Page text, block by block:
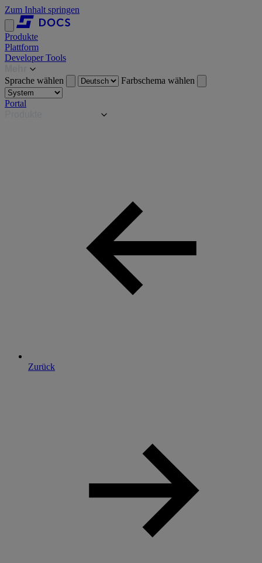
Zum Inhalt springen
Produkte
Plattform
Developer Tools
Sprache wählen
Farbschema wählen
Portal
Zurück